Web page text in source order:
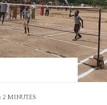
2 MINUTES